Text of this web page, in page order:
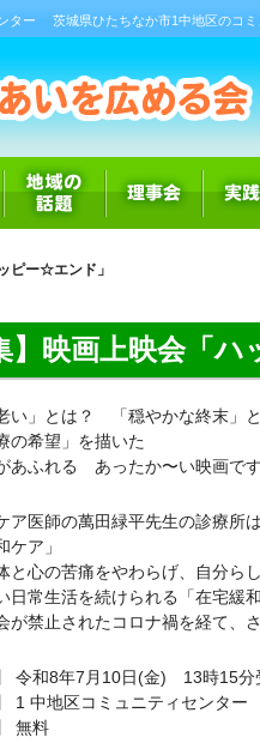
ター 茨城県ひたちなか市1中地区のコ
ピー☆エンド」
】映画上映会「
い」とは？ 「穏やかな終末」
の希望」を描いた
あふれる あったか〜い映画です
ア医師の萬田緑平先生の診療所
ケア」
と心の苦痛をやわらげ、自分ら
日常生活を続けられる「在宅緩
が禁止されたコロナ禍を経て、
令和8年7月10日(金) 13時15
1 中地区コミュニティセンター
無料